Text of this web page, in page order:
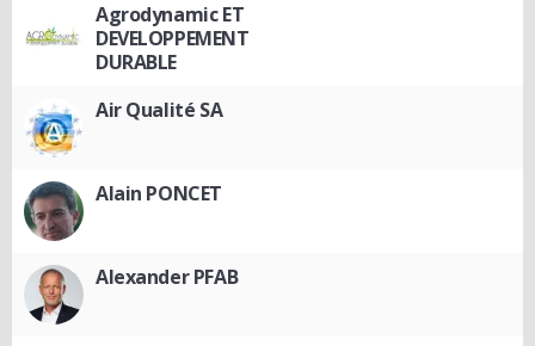
Agrodynamic ET
DEVELOPPEMENT
DURABLE
Air Qualité SA
Alain PONCET
Alexander PFAB